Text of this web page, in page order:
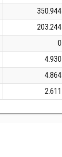
350.944
203.244
0
4.930
4.864
2.611